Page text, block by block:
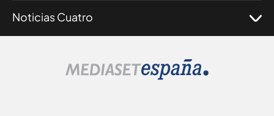
Noticias Cuatro